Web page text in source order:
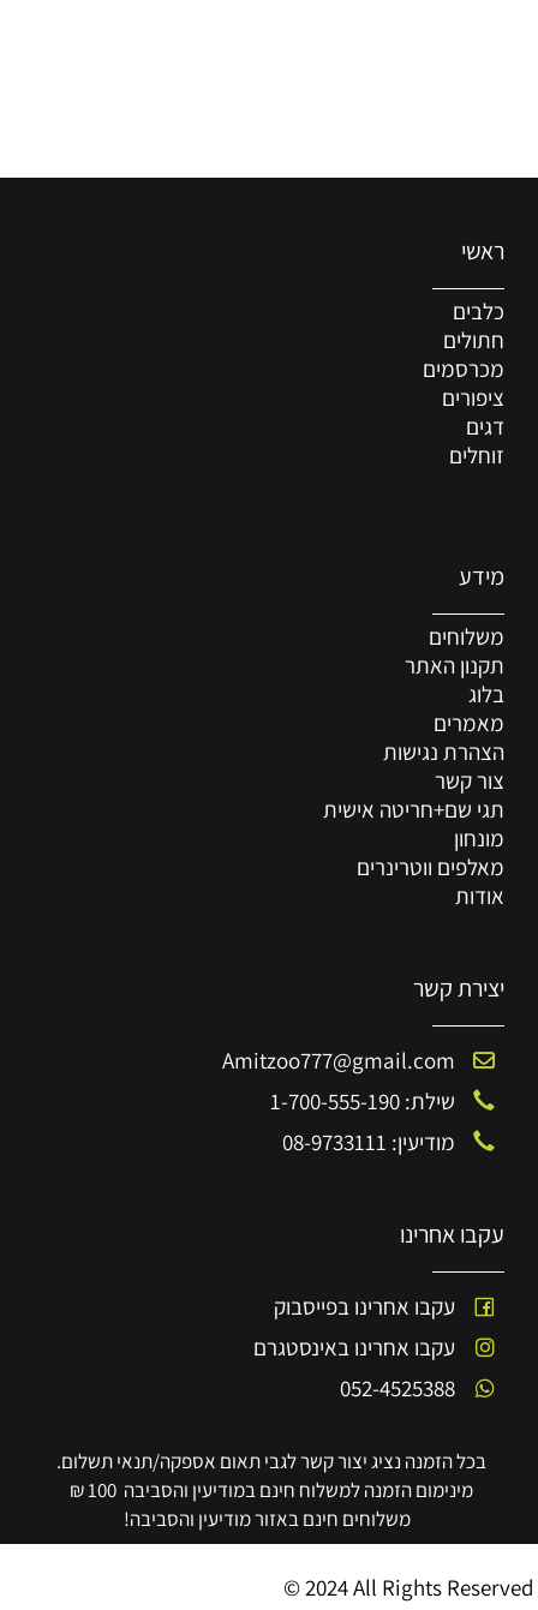
ראשי
כלבים
חתולים
מכרסמים
ציפורים
דגים
זוחלים
מידע
משלוחים
תקנון האתר
בלוג
מאמרים
הצהרת נגישות
צור קשר
תגי שם+חריטה אישית
מונחון
מאלפים ווטרינרים
אודות
יצירת קשר
Amitzoo777@gmail.com
שילת: 1-700-555-190
מודיעין: 08-9733111
עקבו אחרינו
עקבו אחרינו בפייסבוק
עקבו אחרינו באינסטגרם
052-4525388
בכל הזמנה נציג יצור קשר לגבי תאום אספקה/תנאי תשלום.
מינימום הזמנה למשלוח חינם במודיעין והסביבה 100 ₪
משלוחים חינם באזור מודיעין והסביבה!
© 2024 All Rights Reserved